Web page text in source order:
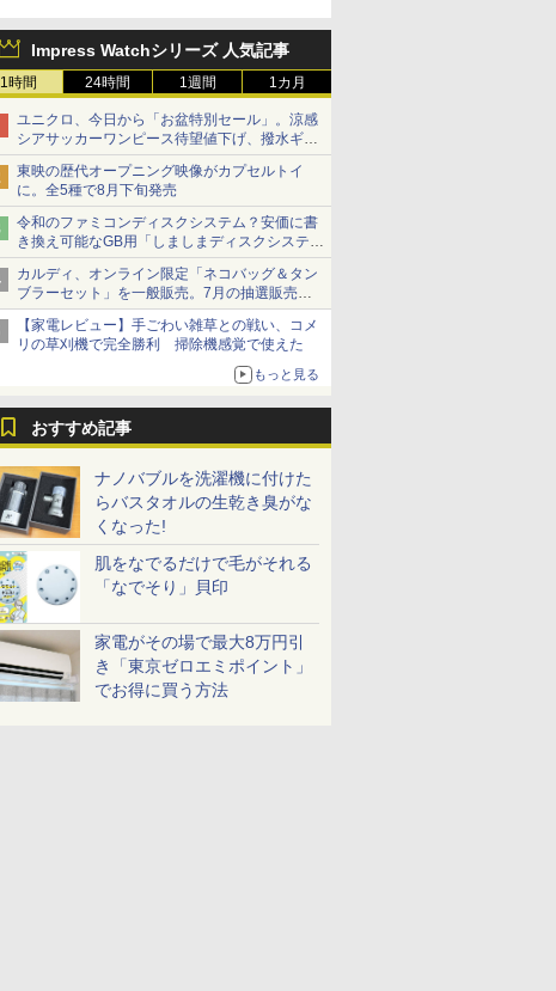
Impress Watchシリーズ 人気記事
1時間 24時間 1週間 1カ月
ユニクロ、今日から「お盆特別セール」。涼感
シアサッカーワンピース待望値下げ、撥水ギア
ショーツは1990円に
東映の歴代オープニング映像がカプセルトイ
に。全5種で8月下旬発売
令和のファミコンディスクシステム？安価に書
き換え可能なGB用「しましまディスクシステ
ム」
カルディ、オンライン限定「ネコバッグ＆タン
ブラーセット」を一般販売。7月の抽選販売の
当選無効分
【家電レビュー】手ごわい雑草との戦い、コメ
リの草刈機で完全勝利 掃除機感覚で使えた
もっと見る
おすすめ記事
ナノバブルを洗濯機に付けた
らバスタオルの生乾き臭がな
くなった!
肌をなでるだけで毛がそれる
「なでそり」貝印
家電がその場で最大8万円引
き「東京ゼロエミポイント」
でお得に買う方法